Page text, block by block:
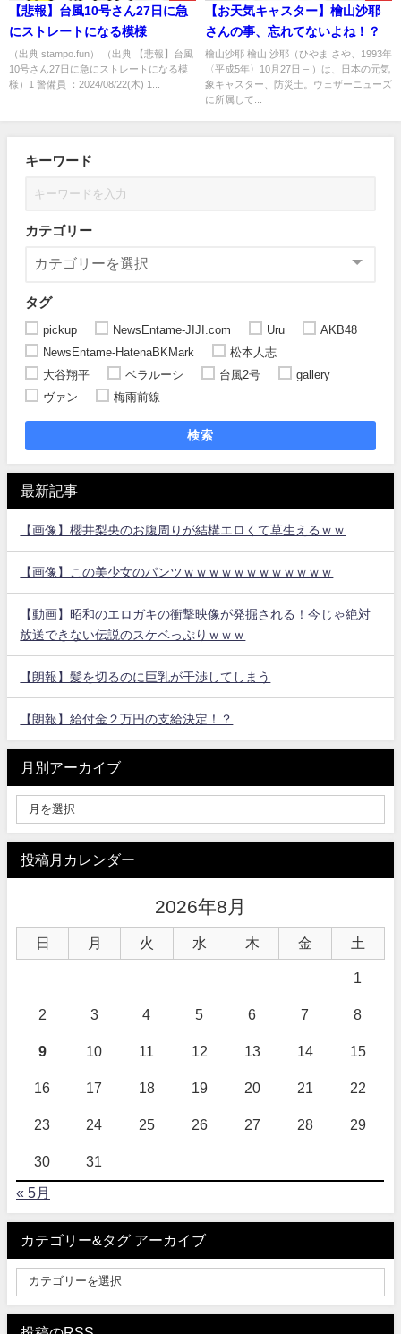
【悲報】台風10号さん27日に急
にストレートになる模様
（出典 stampo.fun） （出典 【悲報】台風
10号さん27日に急にストレートになる模
様）1 警備員 ：2024/08/22(木) 1...
【お天気キャスター】檜山沙耶
さんの事、忘れてないよね！？
檜山沙耶 檜山 沙耶（ひやま さや、1993年
〈平成5年〉10月27日 – ）は、日本の元気
象キャスター、防災士。ウェザーニューズ
に所属して...
キーワード
カテゴリー
タグ
pickup NewsEntame-JIJI.com Uru
AKB48
NewsEntame-HatenaBKMark
松本人志
大谷翔平
ベラルーシ 台風2号
gallery
ヴァン
梅雨前線
検索
最新記事
【画像】櫻井梨央のお腹周りが結構エロくて草生えるｗｗ
【画像】この美少女のパンツｗｗｗｗｗｗｗｗｗｗｗｗ
【動画】昭和のエロガキの衝撃映像が発掘される！今じゃ絶対
放送できない伝説のスケベっぷりｗｗｗ
【朗報】髪を切るのに巨乳が干渉してしまう
【朗報】給付金２万円の支給決定！？
月別アーカイブ
投稿月カレンダー
2026年8月
日 月 火 水 木 金 土
1
2 3 4 5 6 7 8
9 10 11 12 13 14 15
16 17 18 19 20 21 22
23 24 25 26 27 28 29
30 31
« 5月
カテゴリー&タグ アーカイブ